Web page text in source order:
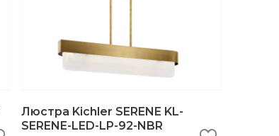
Люстра Kichler SERENE KL-
SERENE-LED-LP-92-NBR